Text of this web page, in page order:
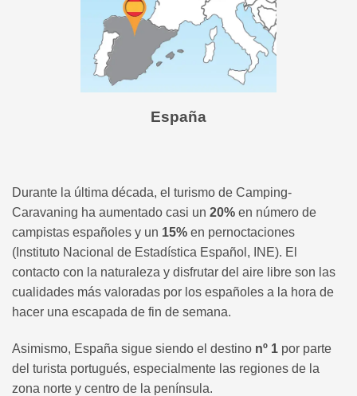
España
Durante la última década, el turismo de Camping-
Caravaning ha aumentado casi un 20% en número de
campistas españoles y un 15% en pernoctaciones
(Instituto Nacional de Estadística Español, INE). El
contacto con la naturaleza y disfrutar del aire libre son las
cualidades más valoradas por los españoles a la hora de
hacer una escapada de fin de semana.
Asimismo, España sigue siendo el destino nº 1 por parte
del turista portugués, especialmente las regiones de la
zona norte y centro de la península.